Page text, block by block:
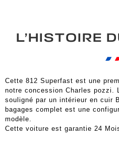
L’HISTOIRE
Cette 812 Superfast est une
notre concession Charles pozzi.
souligné par un intérieur en cuir
bagages complet est une
modèle.
Cette voiture est garantie 24